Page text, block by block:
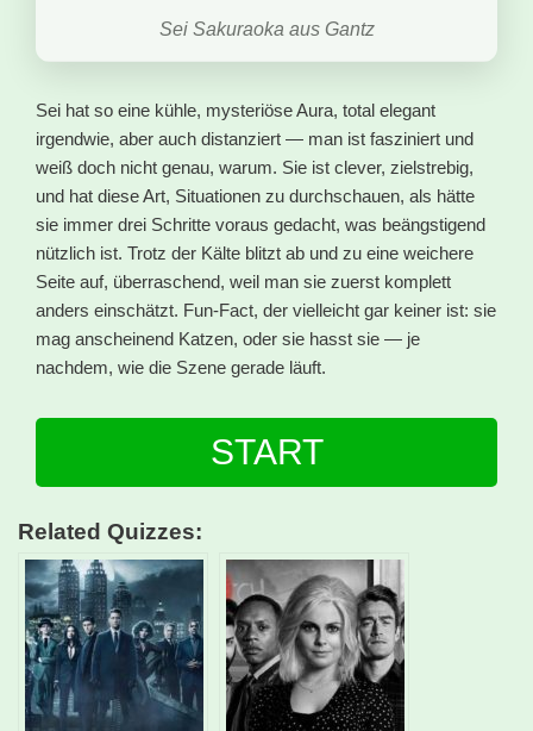
Sei Sakuraoka aus Gantz
Sei hat so eine kühle, mysteriöse Aura, total elegant
irgendwie, aber auch distanziert — man ist fasziniert und
weiß doch nicht genau, warum. Sie ist clever, zielstrebig,
und hat diese Art, Situationen zu durchschauen, als hätte
sie immer drei Schritte voraus gedacht, was beängstigend
nützlich ist. Trotz der Kälte blitzt ab und zu eine weichere
Seite auf, überraschend, weil man sie zuerst komplett
anders einschätzt. Fun-Fact, der vielleicht gar keiner ist: sie
mag anscheinend Katzen, oder sie hasst sie — je
nachdem, wie die Szene gerade läuft.
START
Related Quizzes: